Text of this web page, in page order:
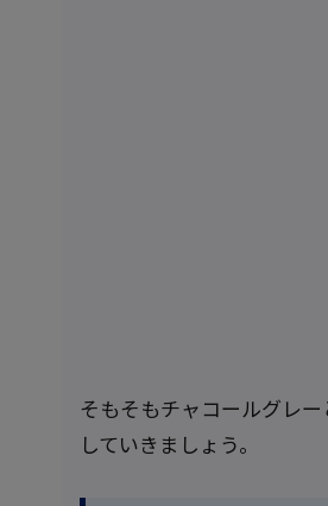
そもそもチャコールグレ
していきましょう。